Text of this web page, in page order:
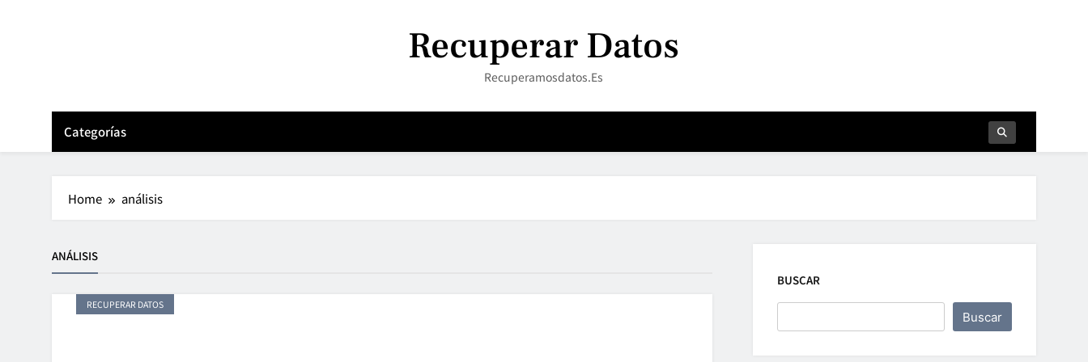
Recuperar Datos
Recuperamosdatos.es
Categorías
Home análisis
ANÁLISIS
RECUPERAR DATOS
BUSCAR
Buscar